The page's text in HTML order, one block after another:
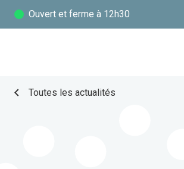
Ouvert et ferme à 12h30
chevron_left Toutes les actualités